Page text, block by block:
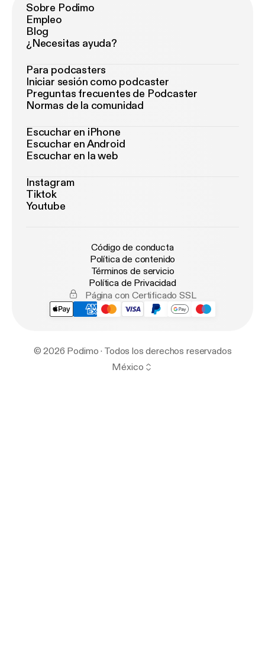
Sobre Podimo
Empleo
Blog
¿Necesitas ayuda?
Para podcasters
Iniciar sesión como podcaster
Preguntas frecuentes de Podcaster
Normas de la comunidad
Escuchar en iPhone
Escuchar en Android
Escuchar en la web
Instagram
Tiktok
Youtube
Código de conducta
Política de contenido
Términos de servicio
Política de Privacidad
Página con Certificado SSL
© 2026 Podimo · Todos los derechos reservados
México